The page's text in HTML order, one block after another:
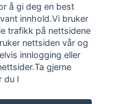
å gi deg en best
innhold.Vi bruker
trafikk på nettsidene
nettsiden vår og
innlogging eller
gjerne
du l